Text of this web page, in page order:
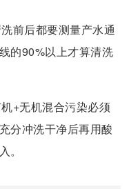
前后都要测量产水通
的90%以上才算清洗
+无机混合污染必须
分冲洗干净后再用酸
。